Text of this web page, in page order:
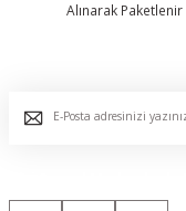
Alınarak Paketlenir